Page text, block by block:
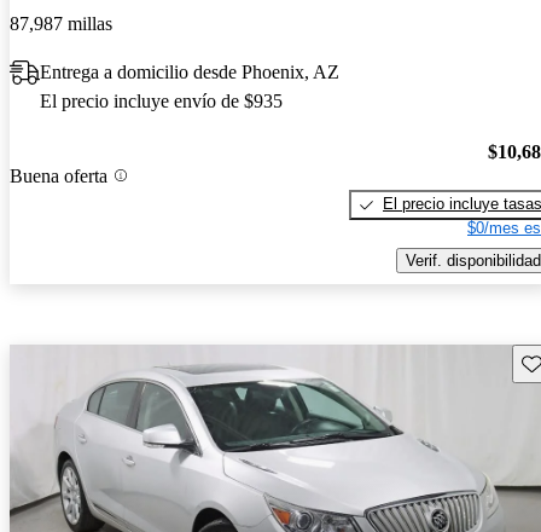
87,987 millas
Entrega a domicilio desde Phoenix, AZ
El precio incluye envío de $935
Buena oferta
El precio incluye tasas
$0/mes
Verif. disponibilidad